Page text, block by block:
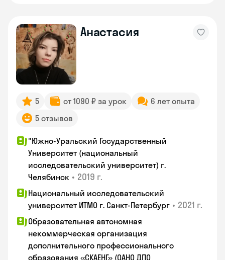
Анастасия
5 от 1090 ₽ за урок
6 лет опыта
5 отзывов
"Южно-Уральский Государственный
Университет (национальный
исследовательский университет) г.
Челябинск • 2019 г.
Национальный исследовательский
университет ИТМО г. Санкт-Петербург • 2021 г.
Образовательная автономная
некоммерческая организация
дополнительного профессионального
образования «СКАЕНГ» (ОАНО ДПО